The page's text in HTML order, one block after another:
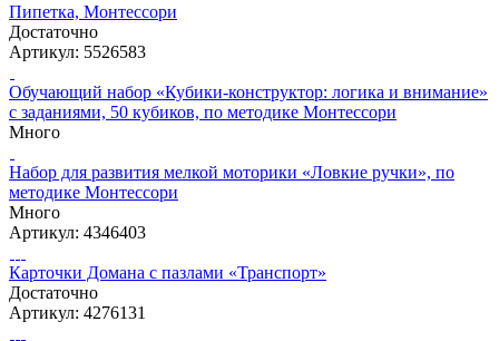
Пипетка, Монтессори
Достаточно
Артикул: 5526583
Обучающий набор «Кубики-конструктор: логика и внимание»
с заданиями, 50 кубиков, по методике Монтессори
Много
Набор для развития мелкой моторики «Ловкие ручки», по
методике Монтессори
Много
Артикул: 4346403
Карточки Домана с пазлами «Транспорт»
Достаточно
Артикул: 4276131